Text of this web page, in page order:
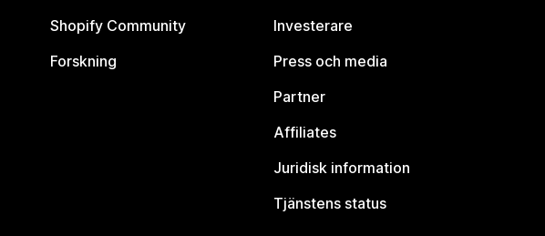
Shopify Community
Forskning
Investerare
Press och media
Partner
Affiliates
Juridisk information
Tjänstens status